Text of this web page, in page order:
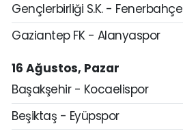
Gençlerbirliği S.K. - Fenerbahçe
Gaziantep FK - Alanyaspor
16 Ağustos, Pazar
Başakşehir - Kocaelispor
Beşiktaş - Eyüpspor